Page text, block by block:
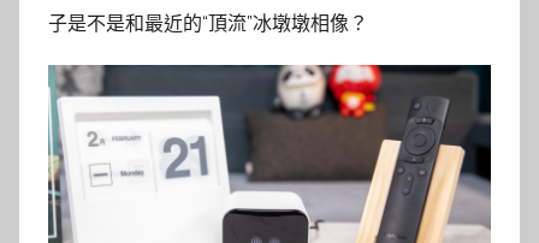
子是不是和最近的“頂流”冰墩墩相像？